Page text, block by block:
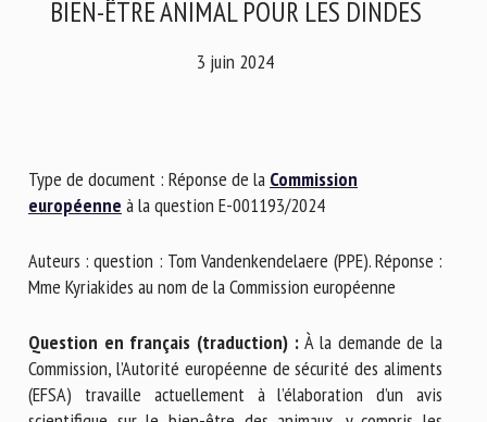
BIEN-ÊTRE ANIMAL POUR LES DINDES
3 juin 2024
Type de document : Réponse de la Commission
européenne à la question E-001193/2024
Auteurs : question : Tom Vandenkendelaere (PPE). Réponse :
Mme Kyriakides au nom de la Commission européenne
Question en français (traduction) :À la demande de la
Commission, l’Autorité européenne de sécurité des aliments
(EFSA) travaille actuellement à l’élaboration d’un avis
Nom *
Prénom *
Organisme *